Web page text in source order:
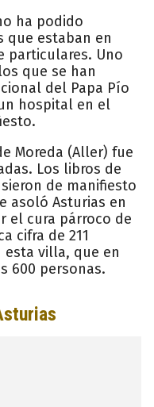
ha podido
que estaban en
particulares. Uno
que se han
del Papa Pío
hospital en el
Moreda (Aller) fue
Los libros de
de manifiesto
asoló Asturias en
el cura párroco de
cifra de 211
villa, que en
600 personas.